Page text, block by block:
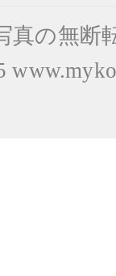
真の無断